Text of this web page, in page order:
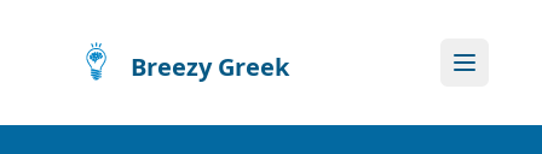
Breezy Greek